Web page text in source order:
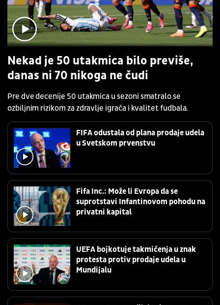
Nekad je 50 utakmica bilo previše,
danas ni 70 nikoga ne čudi
Pre dve decenije 50 utakmica u sezoni smatralo se
ozbiljnim rizikom za zdravlje igrača i kvalitet fudbala.
FIFA odustala od plana prodaje udela
u Svetskom prvenstvu
Fifa Inc.: Može li Evropa da se
suprotstavi Infantinovom pohodu na
privatni kapital
UEFA bojkotuje takmičenja u znak
protesta protiv prodaje udela u
Mundijalu